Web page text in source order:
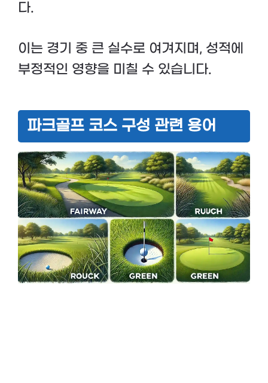
다.
이는 경기 중 큰 실수로 여겨지며, 성적에
부정적인 영향을 미칠 수 있습니다.
파크골프 코스 구성 관련 용어